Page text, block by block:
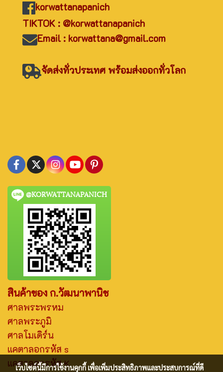
korwattanapanich
TIKTOK : @korwattanapanich
Email : korwattana@gmail.com
จัดส่งทั่วประเทศ พร้อมส่งออกทั่วโลก
@KORWATTANAPANICH
สินค้าของ ก.วัฒนาพานิช
ศาลพระพรหม
ศาลพระภูมิ
ศาลโมเดิร์น
แคตาลอกรหัส s
แคตาลอกรหัส K
เว็บไซต์นี้มีการใช้งานคุกกี้ เพื่อเพิ่มประสิทธิภาพและประสบการณ์ที่ดี